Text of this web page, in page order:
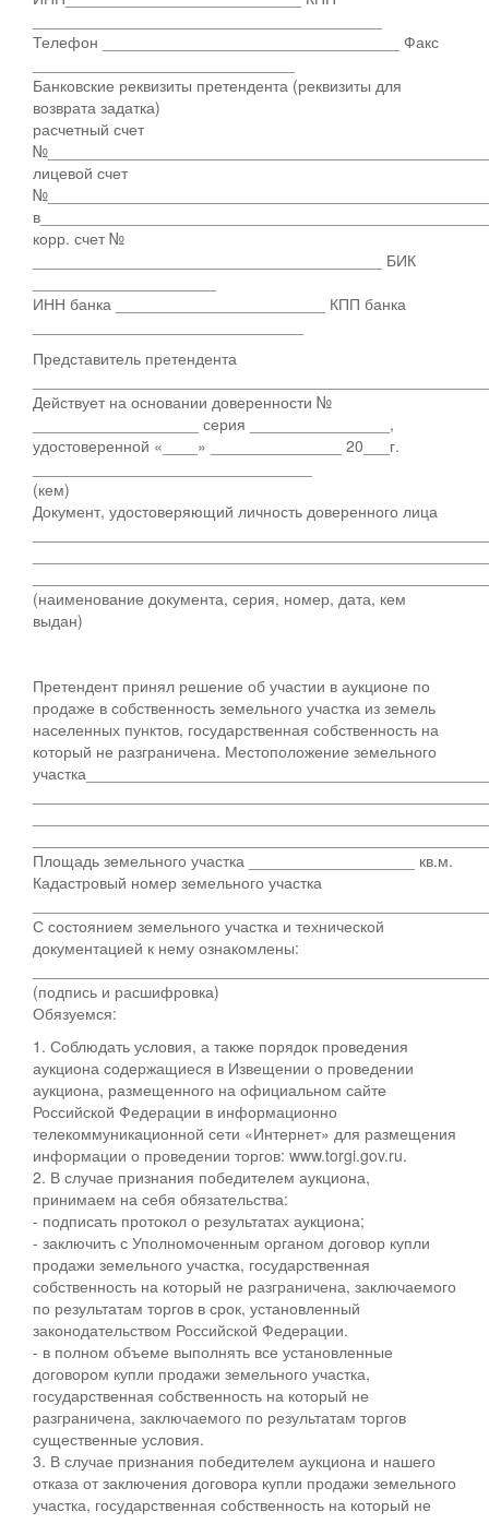
Телефон __________________________________ Факс
Банковские реквизиты претендента (реквизиты для
возврата задатка)
расчетный счет
лицевой счет
корр. счет №
________________________________________ БИК
ИНН банка ________________________ КПП банка
Представитель претендента
Действует на основании доверенности №
___________________ серия ________________,
удостоверенной «____» _______________ 20___г.
(кем)
Документ, удостоверяющий личность доверенного лица
(наименование документа, серия, номер, дата, кем
выдан)
Претендент принял решение об участии в аукционе по
продаже в собственность земельного участка из земель
населенных пунктов, государственная собственность на
который не разграничена. Местоположение земельного
Площадь земельного участка ___________________ кв.м.
Кадастровый номер земельного участка
С состоянием земельного участка и технической
документацией к нему ознакомлены:
(подпись и расшифровка)
Обязуемся:
1. Соблюдать условия, а также порядок проведения
аукциона содержащиеся в Извещении о проведении
аукциона, размещенного на официальном сайте
Российской Федерации в информационно
телекоммуникационной сети «Интернет» для размещения
информации о проведении торгов: www.torgi.gov.ru.
2. В случае признания победителем аукциона,
принимаем на себя обязательства:
- подписать протокол о результатах аукциона;
- заключить с Уполномоченным органом договор купли
продажи земельного участка, государственная
собственность на который не разграничена, заключаемого
по результатам торгов в срок, установленный
законодательством Российской Федерации.
- в полном объеме выполнять все установленные
договором купли продажи земельного участка,
государственная собственность на который не
разграничена, заключаемого по результатам торгов
существенные условия.
3. В случае признания победителем аукциона и нашего
отказа от заключения договора купли продажи земельного
участка, государственная собственность на который не